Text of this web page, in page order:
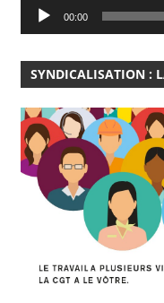
00:00
SYNDICALISATION :